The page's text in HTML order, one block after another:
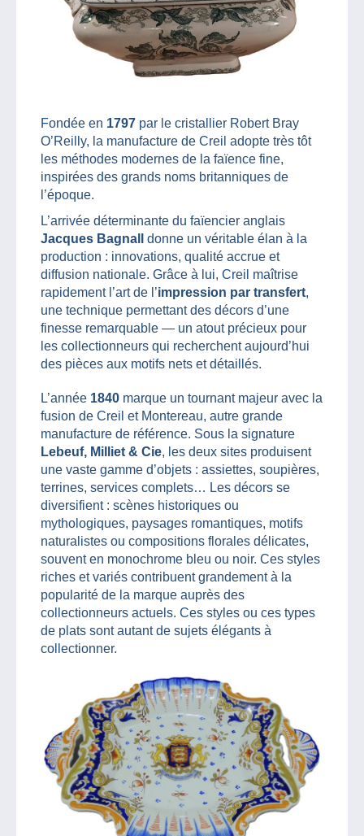
Fondée en 1797 par le cristallier Robert Bray
O’Reilly, la manufacture de Creil adopte très tôt
les méthodes modernes de la faïence fine,
inspirées des grands noms britanniques de
l’époque.
L’arrivée déterminante du faïencier anglais
Jacques Bagnall
donne un véritable élan à la
production : innovations, qualité accrue et
diffusion nationale. Grâce à lui, Creil maîtrise
rapidement l’art de l’impression par transfert,
une technique permettant des décors d’une
finesse remarquable — un atout précieux pour
les collectionneurs qui recherchent aujourd’hui
des pièces aux motifs nets et détaillés.
L’année 1840 marque un tournant majeur avec la
fusion de Creil et Montereau, autre grande
manufacture de référence. Sous la signature
Lebeuf, Milliet & Cie, les deux sites produisent
une vaste gamme d’objets : assiettes, soupières,
terrines, services complets… Les décors se
diversifient : scènes historiques ou
mythologiques, paysages romantiques, motifs
naturalistes ou compositions florales délicates,
souvent en monochrome bleu ou noir. Ces styles
riches et variés contribuent grandement à la
popularité de la marque auprès des
collectionneurs actuels. Ces styles ou ces types
de plats sont autant de sujets élégants à
collectionner.